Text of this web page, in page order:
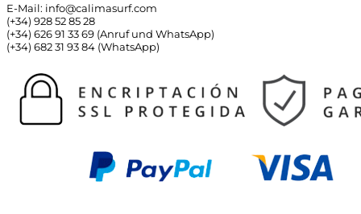
E-Mail: info@calimasurf.com
(+34) 928 52 85 28
(+34) 626 91 33 69 (Anruf und WhatsApp)
(+34) 682 31 93 84 (WhatsApp)